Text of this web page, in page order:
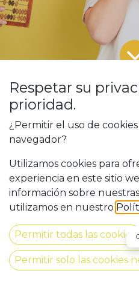
Todos los blogs
Blog
Seis razones para elegir un grado
En el mundo laboral
y la especialización se
elementos
futuro profesional
panorama, optar
Respetar su
prioridad.
¿Permitir el uso de
navegador?
Utilizamos cookies para
experiencia en este sitio
información sobre nuestras
utilizamos en nuestro
Permitir todas las cookies
Permitir solo las cookies